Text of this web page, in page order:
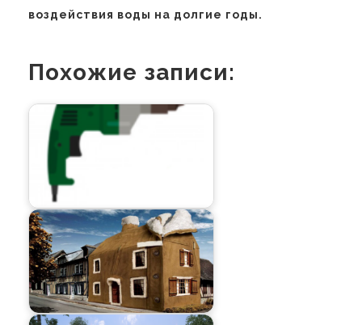
воздействия воды на долгие годы.
Похожие записи: